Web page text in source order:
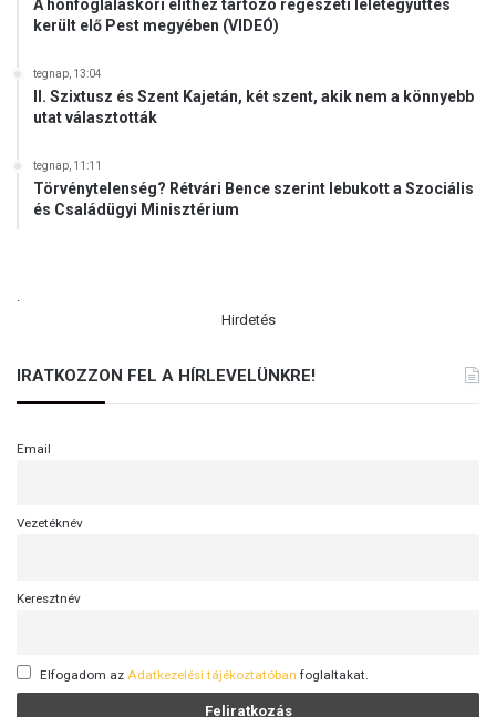
A honfoglaláskori elithez tartozó régészeti leletegyüttes
került elő Pest megyében (VIDEÓ)
tegnap, 13:04
II. Szixtusz és Szent Kajetán, két szent, akik nem a könnyebb
utat választották
tegnap, 11:11
Törvénytelenség? Rétvári Bence szerint lebukott a Szociális
és Családügyi Minisztérium
Hirdetés
IRATKOZZON FEL A HÍRLEVELÜNKRE!
Email
Vezetéknév
Keresztnév
Elfogadom az Adatkezelési tájékoztatóban foglaltakat.